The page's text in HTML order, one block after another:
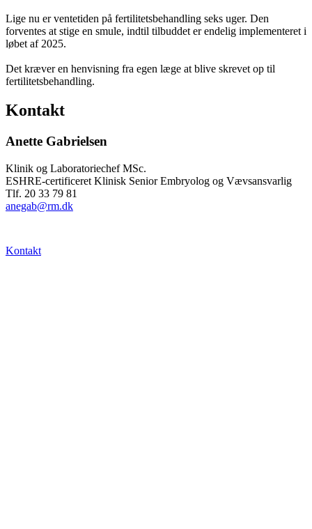
Lige nu er ventetiden på fertilitetsbehandling seks uger. Den
forventes at stige en smule, indtil tilbuddet er endelig implementeret i
løbet af 2025.
Det kræver en henvisning fra egen læge at blive skrevet op til
fertilitetsbehandling.
Kontakt
Anette Gabrielsen
Klinik og Laboratoriechef MSc.
ESHRE-certificeret Klinisk Senior Embryolog og Vævsansvarlig
Tlf. 20 33 79 81
anegab@rm.dk
Kontakt